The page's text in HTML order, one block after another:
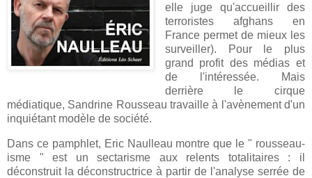
elle juge qu'accueillir des
terroristes afghans en
France permet de mieux les
surveiller). Pour le plus
grand profit des médias et
de l'intéressée. Mais
derrière le cirque
médiatique, Sandrine Rousseau travaille à l'avènement d'un
inquiétant modèle de société.
Dans ce pamphlet, Eric Naulleau montre que le " rousseau­
isme " est un sectarisme aux relents totalitaires : il
déconstruit la déconstructrice à partir de l'analyse serrée de